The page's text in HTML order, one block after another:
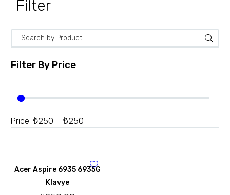
Filter
Filter By Price
Price: ₺250 - ₺250
Acer Aspire 6935 6935G
Klavye